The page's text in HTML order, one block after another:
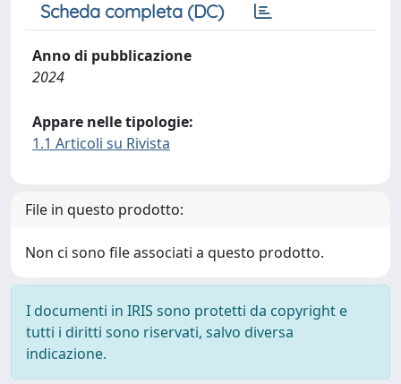
Scheda completa (DC)
Anno di pubblicazione
2024
Appare nelle tipologie:
1.1 Articoli su Rivista
File in questo prodotto:
Non ci sono file associati a questo prodotto.
I documenti in IRIS sono protetti da copyright e
tutti i diritti sono riservati, salvo diversa
indicazione.